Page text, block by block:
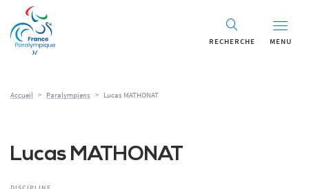
RECHERCHE MENU
Accueil > Paralympiens > Lucas MATHONAT
Lucas MATHONAT
Panneau de gestion des cookies